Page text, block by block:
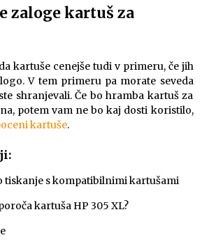
zaloge kartuš za
kartuše cenejše tudi v primeru, če jih
V tem primeru pa morate seveda
shranjevali. Če bo hramba kartuš za
potem vam ne bo kaj dosti koristilo,
kartuše.
tiskanje s kompatibilnimi kartušami
kartuša HP 305 XL?